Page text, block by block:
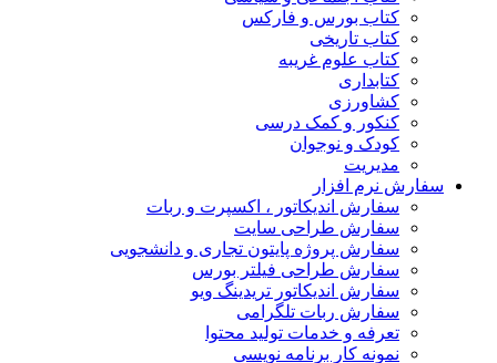
کتاب بورس و فارکس
کتاب تاریخی
کتاب علوم غریبه
کتابداری
کشاورزی
کنکور و کمک‌ درسی
کودک و نوجوان
مدیریت
سفارش نرم افزار
سفارش اندیکاتور ، اکسپرت و ربات
سفارش طراحی سایت
سفارش پروژه پایتون تجاری و دانشجویی
سفارش طراحی فیلتر بورس
سفارش اندیکاتور تریدینگ ویو
سفارش ربات تلگرامی
تعرفه و خدمات تولید محتوا
نمونه کار برنامه نویسی